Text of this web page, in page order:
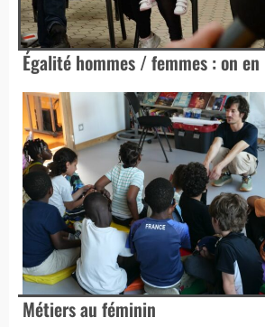
Égalité hommes / femmes : on
Métiers au féminin